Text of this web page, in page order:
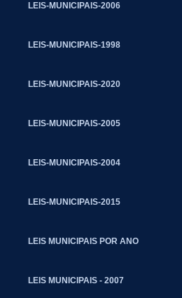
LEIS-MUNICIPAIS-2006
LEIS-MUNICIPAIS-1998
LEIS-MUNICIPAIS-2020
LEIS-MUNICIPAIS-2005
LEIS-MUNICIPAIS-2004
LEIS-MUNICIPAIS-2015
LEIS MUNICIPAIS POR ANO
LEIS MUNICIPAIS - 2007